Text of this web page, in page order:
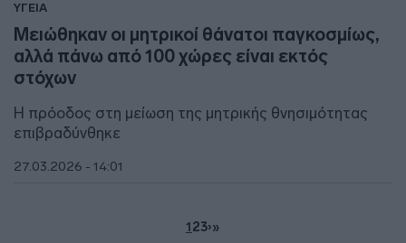
ΥΓΕΙΑ
Μειώθηκαν οι μητρικοί θάνατοι παγκοσμίως,
αλλά πάνω από 100 χώρες είναι εκτός
στόχων
Η πρόοδος στη μείωση της μητρικής θνησιμότητας
επιβραδύνθηκε
27.03.2026 - 14:01
123›»